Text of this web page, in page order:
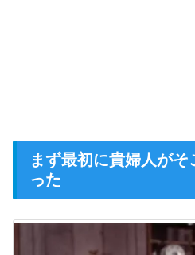
まず最初に貴婦人が
った